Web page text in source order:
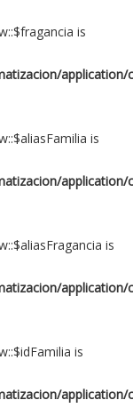
is
application/
is
application/
is
application/
is
application/